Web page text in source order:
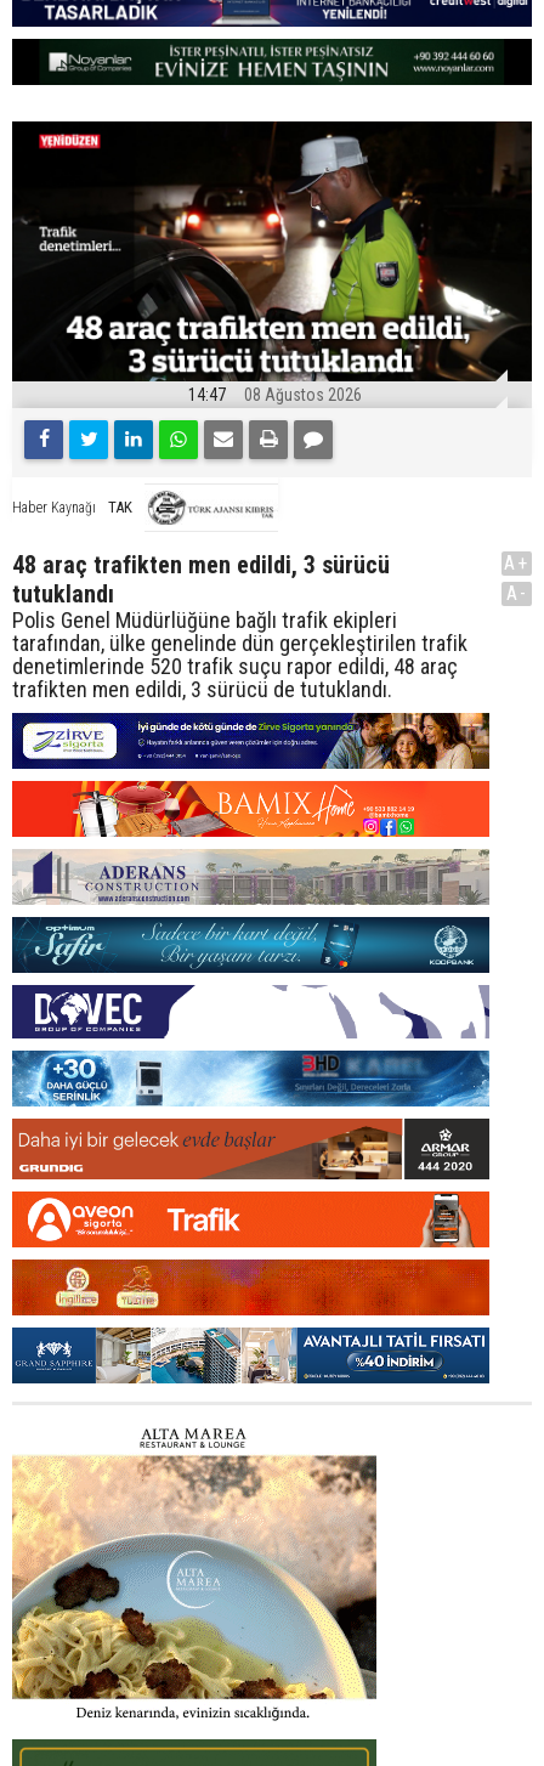
14:47 08 Ağustos 2026
Haber Kaynağı TAK
48 araç trafikten men edildi, 3 sürücü
tutuklandı
Polis Genel Müdürlüğüne bağlı trafik ekipleri
tarafından, ülke genelinde dün gerçekleştirilen trafik
denetimlerinde 520 trafik suçu rapor edildi, 48 araç
trafikten men edildi, 3 sürücü de tutuklandı.
A+
A-